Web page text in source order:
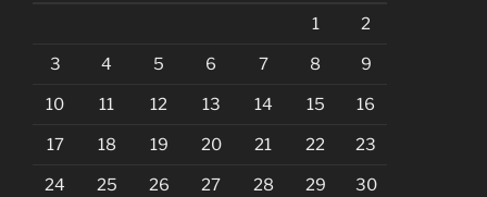
1 2
3 4 5 6 7 8 9
10 11 12 13 14 15 16
17 18 19 20 21 22 23
24 25 26 27 28 29 30